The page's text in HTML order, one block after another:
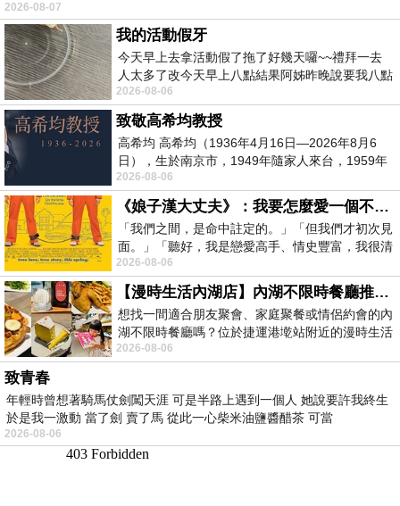
2026-08-07
我的活動假牙
今天早上去拿活動假了拖了好幾天囉~~禮拜一去
人太多了改今天早上八點結果阿姊昨晚說要我八點
去西螺農會~回到莿桐都8點半多了
2026-08-06
致敬高希均教授
高希均 高希均（1936年4月16日—2026年8月6
日），生於南京市，1949年隨家人來台，1959年
赴美深造並取得經濟發展博士學位。曾任
2026-08-06
《娘子漢大丈夫》：我要怎麼愛一個不存在的人？
「我們之間，是命中註定的。」「但我們才初次見
面。」「聽好，我是戀愛高手、情史豐富，我很清
楚這種感覺，你我之間的那種感覺，現
2026-08-06
【漫時生活內湖店】內湖不限時餐廳推薦｜捷運港墘站美食，聚餐、約會、家庭聚會首選，正餐甜點一次滿足
想找一間適合朋友聚會、家庭聚餐或情侶約會的內
湖不限時餐廳嗎？位於捷運港墘站附近的漫時生活
內湖店，從捷運站步行約4分鐘即可抵
2026-08-06
致青春
年輕時曾想著騎馬仗劍闖天涯 可是半路上遇到一個人 她說要許我終生
於是我一激動 當了劍 賣了馬 從此一心柴米油鹽醬醋茶 可當
2026-08-06